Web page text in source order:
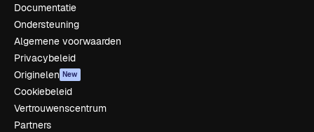
Documentatie
Ondersteuning
Algemene voorwaarden
Privacybeleid
Originelen New
Cookiebeleid
Vertrouwenscentrum
Partners